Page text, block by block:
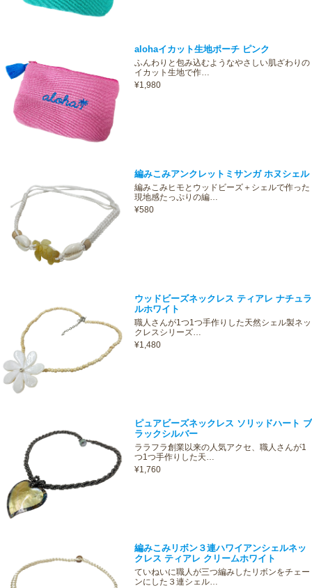
alohaイカット生地ポーチ ピンク
ふんわりと包み込むようなやさしい肌ざわりの
イカット生地で作…
¥1,980
編みこみアンクレットミサンガ ホヌシェル
編みこみヒモとウッドビーズ＋シェルで作った
現地感たっぷりの編…
¥580
ウッドビーズネックレス ティアレ ナチュラ
ルホワイト
職人さんが1つ1つ手作りした天然シェル製ネッ
クレスシリーズ…
¥1,480
ピュアビーズネックレス ソリッドハート ブ
ラックシルバー
ララフラ創業以来の人気アクセ、職人さんが1
つ1つ手作りした天…
¥1,760
編みこみリボン３連ハワイアンシェルネッ
クレス ティアレ クリームホワイト
ていねいに職人が三つ編みしたリボンをチェー
ンにした３連シェル…